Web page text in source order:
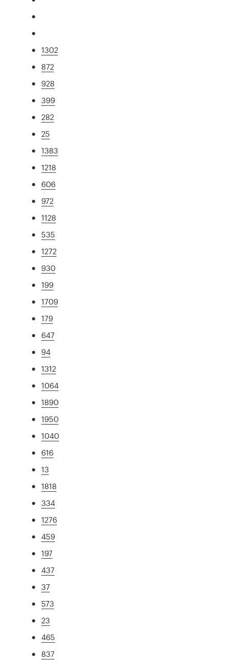
1302
872
928
399
282
25
1383
1218
606
972
1128
535
1272
930
199
1709
179
647
94
1312
1064
1890
1950
1040
616
13
1818
334
1276
459
197
437
37
573
23
465
837